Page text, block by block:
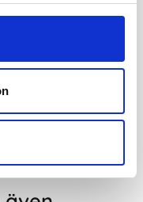
konstläder 2027